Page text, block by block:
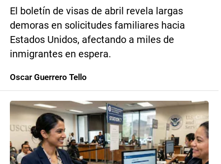
El boletín de visas de abril revela largas
demoras en solicitudes familiares hacia
Estados Unidos, afectando a miles de
inmigrantes en espera.
Oscar Guerrero Tello